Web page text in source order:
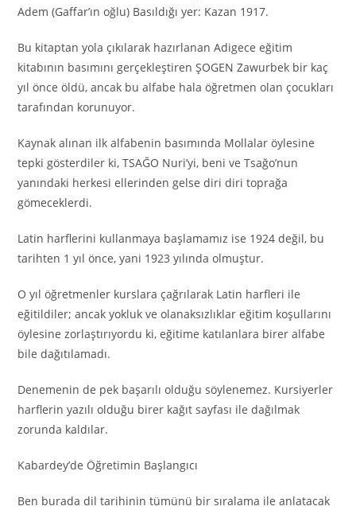
Adem (Gaffar’ın oğlu) Basıldığı yer: Kazan 1917.
Bu kitaptan yola çıkılarak hazırlanan Adigece eğitim
kitabının basımını gerçekleştiren ŞOGEN Zawurbek bir kaç
yıl önce öldü, ancak bu alfabe hala öğretmen olan çocukları
tarafından korunuyor.
Kaynak alınan ilk alfabenin basımında Mollalar öylesine
tepki gösterdiler ki, TSAĞO Nuri’yi, beni ve Tsağo’nun
yanındaki herkesi ellerinden gelse diri diri toprağa
gömeceklerdi.
Latin harflerini kullanmaya başlamamız ise 1924 değil, bu
tarihten 1 yıl önce, yani 1923 yılında olmuştur.
O yıl öğretmenler kurslara çağrılarak Latin harfleri ile
eğitildiler; ancak yokluk ve olanaksızlıklar eğitim koşullarını
öylesine zorlaştırıyordu ki, eğitime katılanlara birer alfabe
bile dağıtılamadı.
Denemenin de pek başarılı olduğu söylenemez. Kursiyerler
harflerin yazılı olduğu birer kağıt sayfası ile dağılmak
zorunda kaldılar.
Kabardey’de Öğretimin Başlangıcı
Ben burada dil tarihinin tümünü bir sıralama ile anlatacak